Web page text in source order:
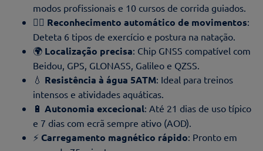
modos profissionais e 10 cursos de corrida guiados.
🏊‍♀️ Reconhecimento automático de movimentos:
Deteta 6 tipos de exercício e postura na natação.
🌍 Localização precisa: Chip GNSS compatível com
Beidou, GPS, GLONASS, Galileo e QZSS.
💧 Resistência à água 5ATM: Ideal para treinos
intensos e atividades aquáticas.
🔋 Autonomia excecional: Até 21 dias de uso típico
e 7 dias com ecrã sempre ativo (AOD).
⚡ Carregamento magnético rápido: Pronto em